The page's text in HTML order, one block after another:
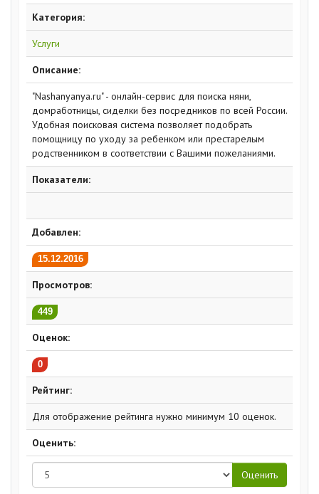
Категория:
Услуги
Описание:
"Nashanyanya.ru" - онлайн-сервис для поиска няни,
домработницы, сиделки без посредников по всей России.
Удобная поисковая система позволяет подобрать
помощницу по уходу за ребенком или престарелым
родственником в соответствии с Вашими пожеланиями.
Показатели:
Добавлен:
15.12.2016
Просмотров:
449
Оценок:
0
Рейтинг:
Для отображение рейтинга нужно минимум 10 оценок.
Оценить: